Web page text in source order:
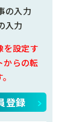
の入力
入力
設定す
からの転
登録